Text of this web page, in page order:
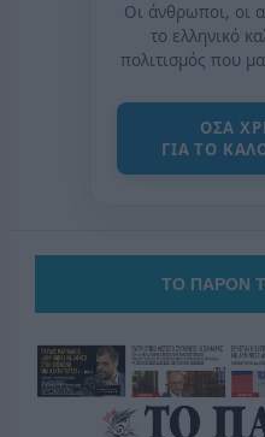
Οι άνθρωποι, οι
το ελληνικό
πολιτισμός που
ΟΣΑ
ΓΙΑ ΤΟ
ΤΟ ΠΑΡΟΝ